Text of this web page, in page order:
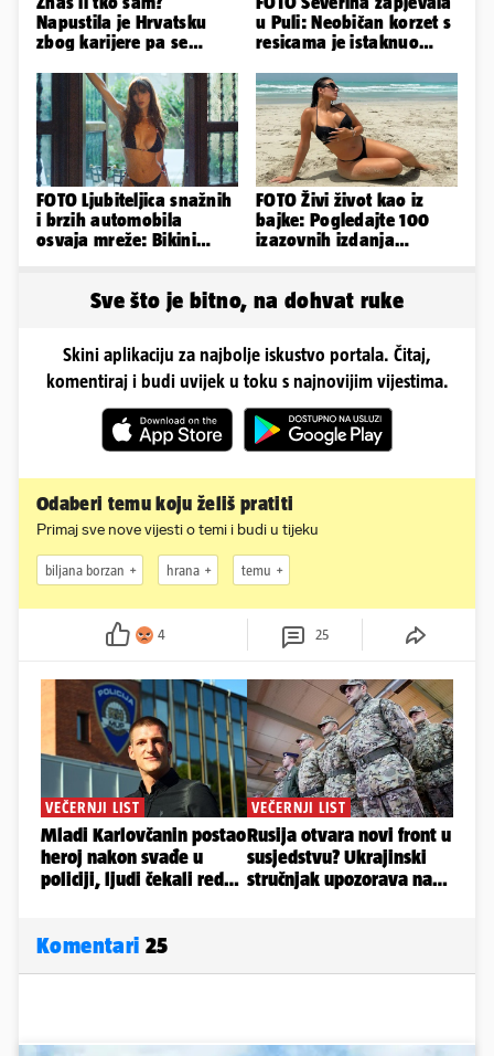
Napustila je Hrvatsku
zbog karijere pa se
starijeg
u Puli: Neobičan korzet s
resicama je istaknuo
FOTO Ljubiteljica snažnih
i brzih automobila
osvaja mreže: Bikini
FOTO Živi život kao iz
bajke: Pogledajte 100
izazovnih izdanja
Sve što je bitno, na dohvat ruke
Skini aplikaciju za najbolje iskustvo portala. Čitaj,
komentiraj i budi uvijek u toku s najnovijim vijestima.
Odaberi temu koju želiš pratiti
Primaj sve nove vijesti o temi i budi u tijeku
biljana borzan hrana temu
4 25
Komentari 25